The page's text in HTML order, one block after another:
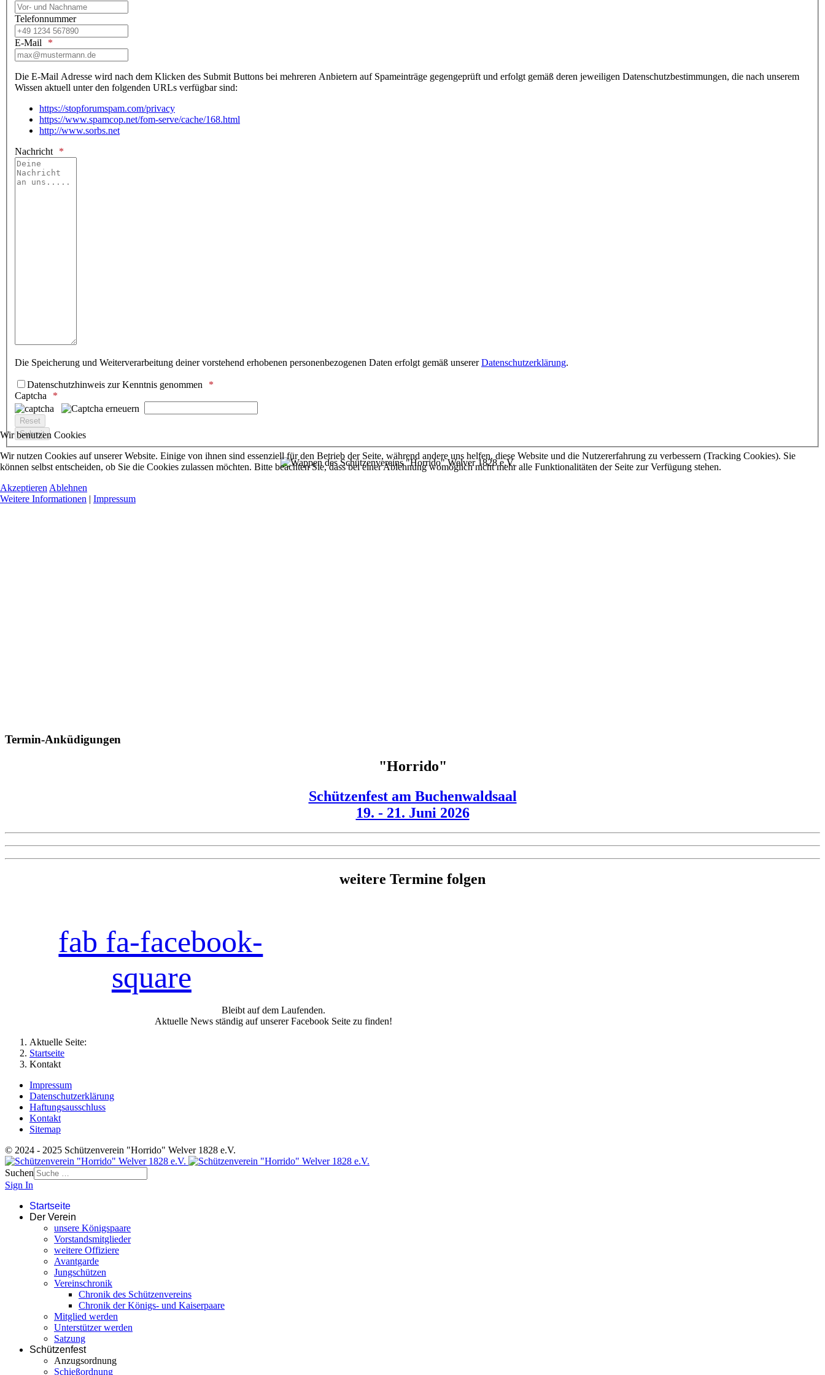
Telefonnummer
E-Mail
Die E-Mail Adresse wird nach dem Klicken des Submit Buttons bei mehreren Anbietern auf Spameinträge gegengeprüft und erfolgt gemäß deren jeweiligen Datenschutzbestimmungen, die nach unserem
Wissen aktuell unter den folgenden URLs verfügbar sind:
https://stopforumspam.com/privacy
https://www.spamcop.net/fom-serve/cache/168.html
http://www.sorbs.net
Nachricht
Die Speicherung und Weiterverarbeitung deiner vorstehend erhobenen personenbezogenen Daten erfolgt gemäß unsererDatenschutzerklärung.
Datenschutzhinweis zur Kenntnis genommen
Captcha
Termin-Anküdigungen
"Horrido"
Schützenfest am Buchenwaldsaal
19. - 21. Juni 2026
weitere Termine folgen
fab fa-facebook-
square
Bleibt auf dem Laufenden.
Aktuelle News ständig auf unserer Facebook Seite zu finden!
Aktuelle Seite:
Startseite
Kontakt
Impressum
Datenschutzerklärung
Haftungsausschluss
Kontakt
Sitemap
© 2024 - 2025 Schützenverein "Horrido" Welver 1828 e.V.
Suchen
Sign In
Startseite
Der Verein
unsere Königspaare
Vorstandsmitglieder
weitere Offiziere
Avantgarde
Jungschützen
Vereinschronik
Chronik des Schützenvereins
Chronik der Königs- und Kaiserpaare
Mitglied werden
Unterstützer werden
Satzung
Schützenfest
Anzugsordnung
Schießordnung
Wir benutzen Cookies
Wir nutzen Cookies auf unserer Website. Einige von ihnen sind essenziell für den Betrieb der Seite, während andere uns helfen, diese Website und die Nutzererfahrung zu verbessern (Tracking Cookies). Sie
können selbst entscheiden, ob Sie die Cookies zulassen möchten. Bitte beachten Sie, dass bei einer Ablehnung womöglich nicht mehr alle Funktionalitäten der Seite zur Verfügung stehen.
Akzeptieren Ablehnen
Weitere Informationen | Impressum